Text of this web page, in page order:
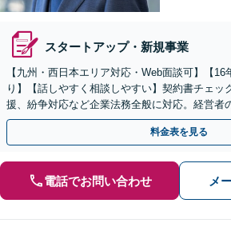
スタートアップ・新規事業
【九州・西日本エリア対応・Web面談可】【16
り】【話しやすく相談しやすい】契約書チェッ
援、紛争対応など企業法務全般に対応。経営者
走し、依頼者さまのビジネスをサポートします
料金表を見る
電話でお問い合わせ メ